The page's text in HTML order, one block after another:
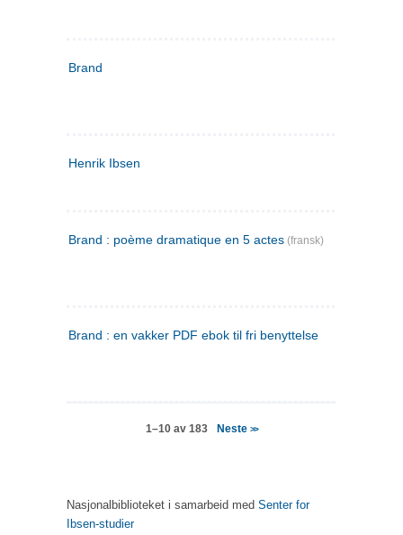
Brand
Henrik Ibsen
Brand : poème dramatique en 5 actes (fransk)
Brand : en vakker PDF ebok til fri benyttelse
1–10 av 183 Neste >>
Nasjonalbiblioteket i samarbeid med Senter for
Ibsen-studier